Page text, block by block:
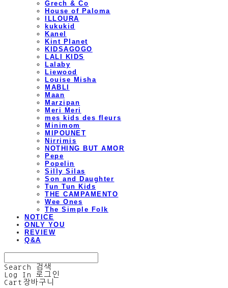
Grech & Co
House of Paloma
ILLOURA
kukukid
Kanel
Kint Planet
KIDSAGOGO
LALI KIDS
Lalaby
Liewood
Louise Misha
MABLI
Maan
Marzipan
Meri Meri
mes kids des fleurs
Minimom
MIPOUNET
Nirrimis
NOTHING BUT AMOR
Pepe
Popelin
Silly Silas
Son and Daughter
Tun Tun Kids
THE CAMPAMENTO
Wee Ones
The Simple Folk
NOTICE
ONLY YOU
REVIEW
Q&A
Search
검색
Log In
로그인
Cart 장바구니